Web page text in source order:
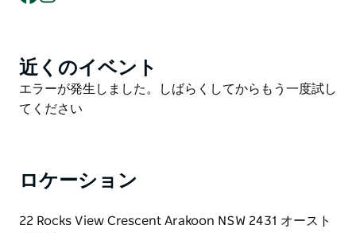
ヘイブンは、サウス ウェスト ロックス タウンシップや
この宿泊施設は、喧騒から離れて静かな海辺の休暇を楽
しむのに最適な場所です。簡単にアクセスできる平坦な
アクセスと十分な駐車スペースが特徴で、ボートを駐車
するのに十分なスペースがあります。
ります。
Product
List
近くのイベント
Product
List
エラーが発生しました。しばらくしてからもう一度試し
てください
ロケーション
22 Rocks View Crescent Arakoon NSW 2431 オースト